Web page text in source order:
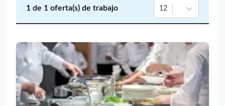
1 de 1 oferta(s) de trabajo 12